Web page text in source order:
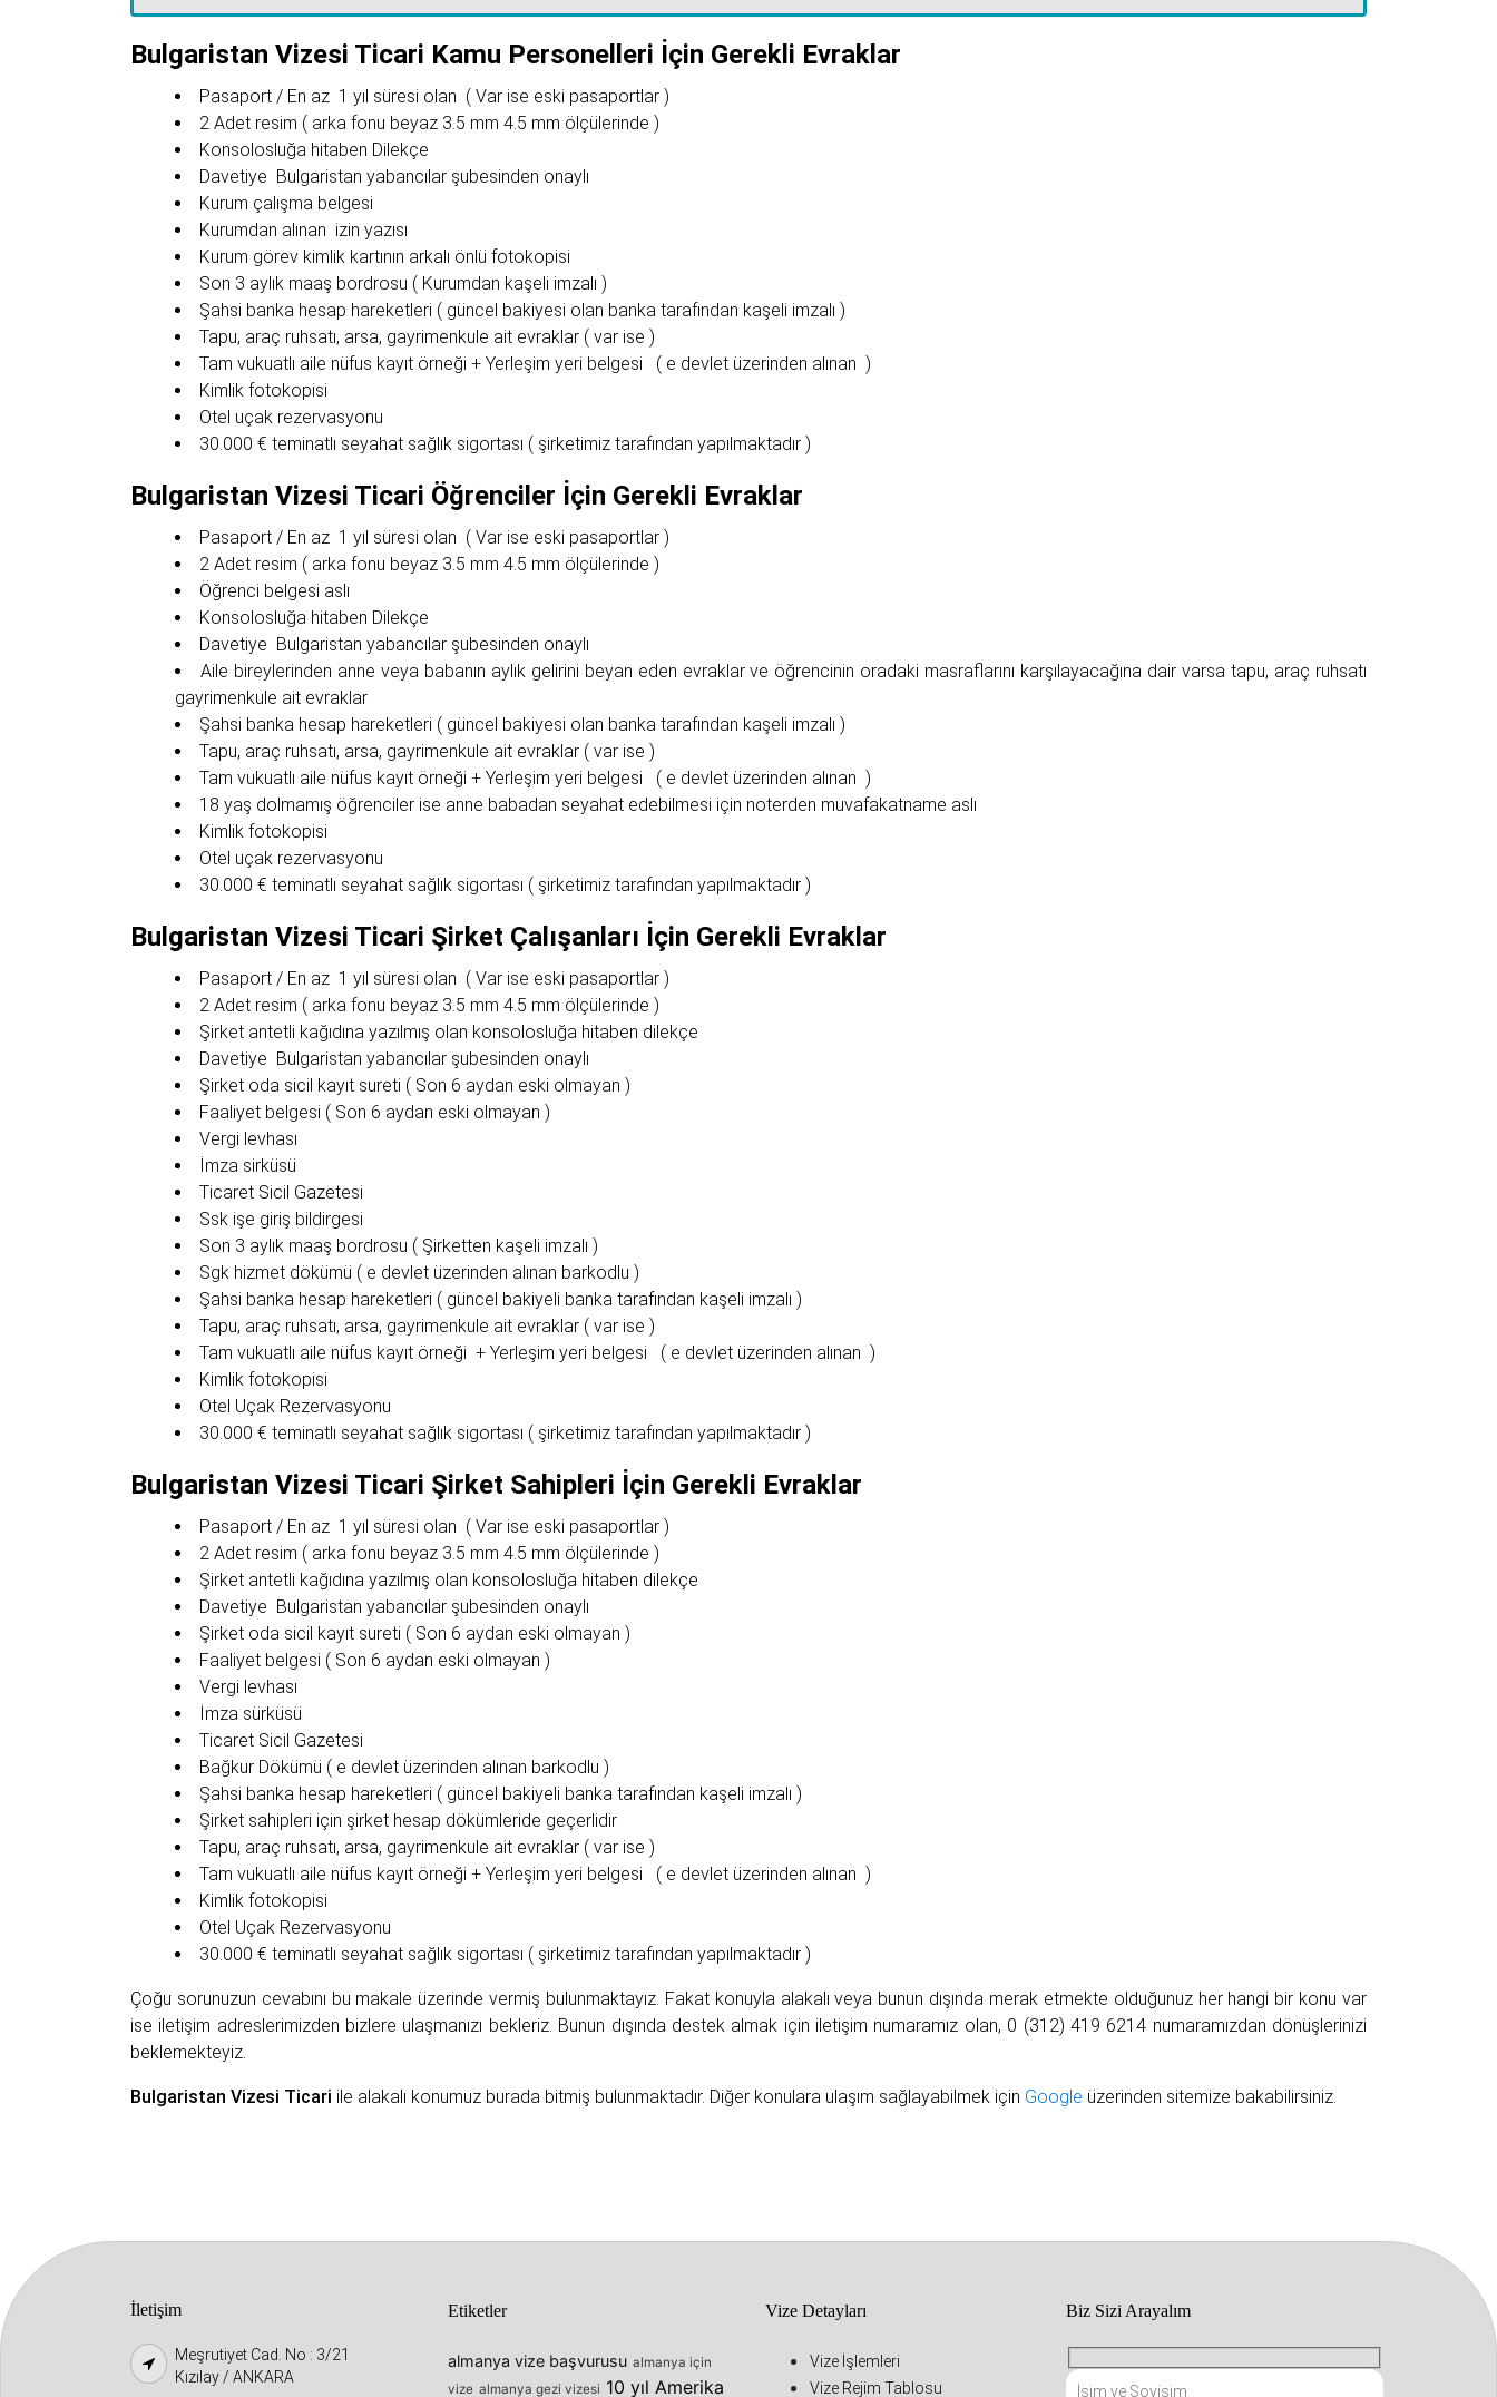
Bulgaristan Vizesi Ticari Kamu Personelleri İçin Gerekli Evraklar
Pasaport / En az 1 yıl süresi olan ( Var ise eski pasaportlar )
2 Adet resim ( arka fonu beyaz 3.5 mm 4.5 mm ölçülerinde )
Konsolosluğa hitaben Dilekçe
Davetiye Bulgaristan yabancılar şubesinden onaylı
Kurum çalışma belgesi
Kurumdan alınan izin yazısı
Kurum görev kimlik kartının arkalı önlü fotokopisi
Son 3 aylık maaş bordrosu ( Kurumdan kaşeli imzalı )
Şahsi banka hesap hareketleri ( güncel bakiyesi olan banka tarafından kaşeli imzalı )
Tapu, araç ruhsatı, arsa, gayrimenkule ait evraklar ( var ise )
Tam vukuatlı aile nüfus kayıt örneği + Yerleşim yeri belgesi ( e devlet üzerinden alınan )
Kimlik fotokopisi
Otel uçak rezervasyonu
30.000 € teminatlı seyahat sağlık sigortası ( şirketimiz tarafından yapılmaktadır )
Bulgaristan Vizesi Ticari Öğrenciler İçin Gerekli Evraklar
Pasaport / En az 1 yıl süresi olan ( Var ise eski pasaportlar )
2 Adet resim ( arka fonu beyaz 3.5 mm 4.5 mm ölçülerinde )
Öğrenci belgesi aslı
Konsolosluğa hitaben Dilekçe
Davetiye Bulgaristan yabancılar şubesinden onaylı
Aile bireylerinden anne veya babanın aylık gelirini beyan eden evraklar ve öğrencinin oradaki masraflarını karşılayacağına dair varsa tapu, araç ruhsatı
gayrimenkule ait evraklar
Şahsi banka hesap hareketleri ( güncel bakiyesi olan banka tarafından kaşeli imzalı )
Tapu, araç ruhsatı, arsa, gayrimenkule ait evraklar ( var ise )
Tam vukuatlı aile nüfus kayıt örneği + Yerleşim yeri belgesi ( e devlet üzerinden alınan )
18 yaş dolmamış öğrenciler ise anne babadan seyahat edebilmesi için noterden muvafakatname aslı
Kimlik fotokopisi
Otel uçak rezervasyonu
30.000 € teminatlı seyahat sağlık sigortası ( şirketimiz tarafından yapılmaktadır )
Bulgaristan Vizesi Ticari Şirket Çalışanları İçin Gerekli Evraklar
Pasaport / En az 1 yıl süresi olan ( Var ise eski pasaportlar )
2 Adet resim ( arka fonu beyaz 3.5 mm 4.5 mm ölçülerinde )
Şirket antetli kağıdına yazılmış olan konsolosluğa hitaben dilekçe
Davetiye Bulgaristan yabancılar şubesinden onaylı
Şirket oda sicil kayıt sureti ( Son 6 aydan eski olmayan )
Faaliyet belgesi ( Son 6 aydan eski olmayan )
Vergi levhası
İmza sirküsü
Ticaret Sicil Gazetesi
Ssk işe giriş bildirgesi
Son 3 aylık maaş bordrosu ( Şirketten kaşeli imzalı )
Sgk hizmet dökümü ( e devlet üzerinden alınan barkodlu )
Şahsi banka hesap hareketleri ( güncel bakiyeli banka tarafından kaşeli imzalı )
Tapu, araç ruhsatı, arsa, gayrimenkule ait evraklar ( var ise )
Tam vukuatlı aile nüfus kayıt örneği + Yerleşim yeri belgesi ( e devlet üzerinden alınan )
Kimlik fotokopisi
Otel Uçak Rezervasyonu
30.000 € teminatlı seyahat sağlık sigortası ( şirketimiz tarafından yapılmaktadır )
Bulgaristan Vizesi Ticari Şirket Sahipleri İçin Gerekli Evraklar
Pasaport / En az 1 yıl süresi olan ( Var ise eski pasaportlar )
2 Adet resim ( arka fonu beyaz 3.5 mm 4.5 mm ölçülerinde )
Şirket antetli kağıdına yazılmış olan konsolosluğa hitaben dilekçe
Davetiye Bulgaristan yabancılar şubesinden onaylı
Şirket oda sicil kayıt sureti ( Son 6 aydan eski olmayan )
Faaliyet belgesi ( Son 6 aydan eski olmayan )
Vergi levhası
İmza sürküsü
Ticaret Sicil Gazetesi
Bağkur Dökümü ( e devlet üzerinden alınan barkodlu )
Şahsi banka hesap hareketleri ( güncel bakiyeli banka tarafından kaşeli imzalı )
Şirket sahipleri için şirket hesap dökümleride geçerlidir
Tapu, araç ruhsatı, arsa, gayrimenkule ait evraklar ( var ise )
Tam vukuatlı aile nüfus kayıt örneği + Yerleşim yeri belgesi ( e devlet üzerinden alınan )
Kimlik fotokopisi
Otel Uçak Rezervasyonu
30.000 € teminatlı seyahat sağlık sigortası ( şirketimiz tarafından yapılmaktadır )
Çoğu sorunuzun cevabını bu makale üzerinde vermiş bulunmaktayız. Fakat konuyla alakalı veya bunun dışında merak etmekte olduğunuz her hangi bir konu var
ise iletişim adreslerimizden bizlere ulaşmanızı bekleriz. Bunun dışında destek almak için iletişim numaramız olan, 0 (312) 419 6214 numaramızdan dönüşlerinizi
beklemekteyiz.
Bulgaristan Vizesi Ticari ile alakalı konumuz burada bitmiş bulunmaktadır. Diğer konulara ulaşım sağlayabilmek için Google üzerinden sitemize bakabilirsiniz.
İletişim
Meşrutiyet Cad. No : 3/21
Kızılay / ANKARA
Etiketler
almanya vize başvurusu almanya için
vize almanya gezi vizesi 10 yıl Amerika
Vize Detayları
Vize İşlemleri
Vize Rejim Tablosu
Biz Sizi Arayalım